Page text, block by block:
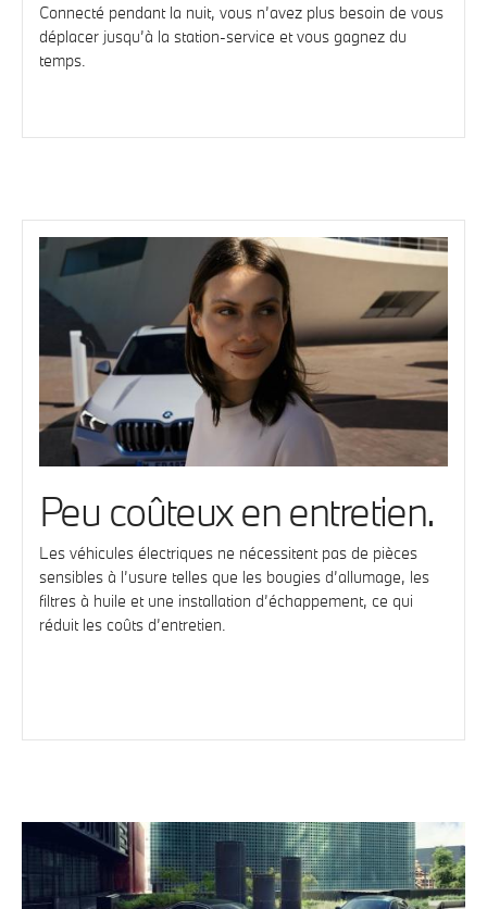
Connecté pendant la nuit, vous n’avez plus besoin de vous
déplacer jusqu’à la station-service et vous gagnez du
temps.
Peu coûteux en entretien.
Les véhicules électriques ne nécessitent pas de pièces
sensibles à l’usure telles que les bougies d’allumage, les
filtres à huile et une installation d’échappement, ce qui
réduit les coûts d’entretien.